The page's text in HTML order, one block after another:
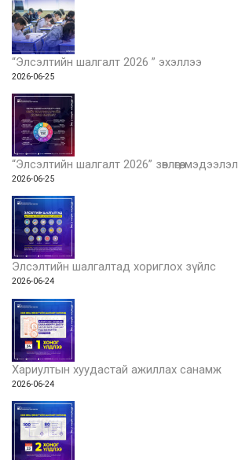
“Элсэлтийн шалгалт 2026 ” эхэллээ
2026-06-25
“Элсэлтийн шалгалт 2026” зөвлөгөө, мэдээлэл
2026-06-25
Элсэлтийн шалгалтад хориглох зүйлс
2026-06-24
Хариултын хуудастай ажиллах санамж
2026-06-24